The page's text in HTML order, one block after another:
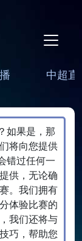
中超直
如果是，那
将向您提供
错过任何一
供，无论确
。我们拥有
体验比赛的
我们还将与
巧，帮助您